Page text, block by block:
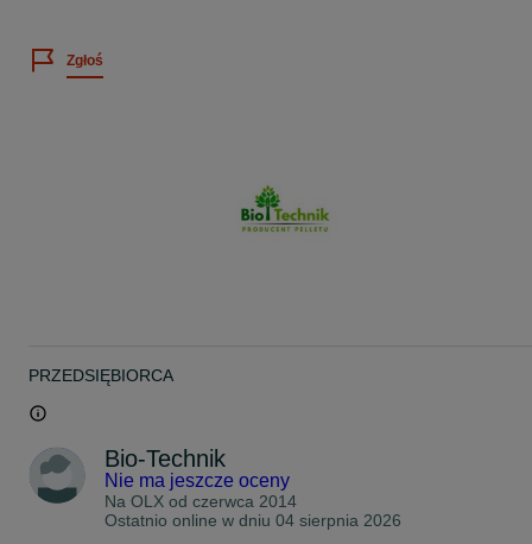
Nasz pellet w pełni odpowiada wszystkim normom jakościowym,
które od 2025 roku są wymagane przez Ministerstwo Klimatu i
Zamawiając u nas masz pewność, że pellet kupujesz bezpośrednio
od zaufanego, lokalnego producenta z ponad 15-letnim
doświadczeniem na rynku, w przeciwieństwie do większości firm
handlowych w regionie, które importują pellet ze Wschodu. Kupuj
100% GWARANCJI!
Zapraszamy do kontaktu!
Zgłoś
PRZEDSIĘBIORCA
Bio-Technik
Nie ma jeszcze oceny
Na OLX od czerwca 2014
Ostatnio online w dniu 04 sierpnia 2026